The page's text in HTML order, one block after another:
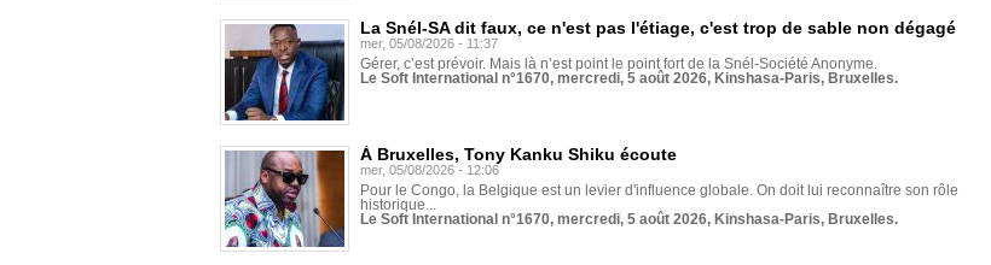
La Snél-SA dit faux, ce n'est pas l'étiage, c'est trop de sable non dégagé
mer, 05/08/2026 - 11:37
Gérer, c’est prévoir. Mais là n’est point le point fort de la Snél-Société Anonyme.
Le Soft International n°1670, mercredi, 5 août 2026, Kinshasa-Paris, Bruxelles.
À Bruxelles, Tony Kanku Shiku écoute
mer, 05/08/2026 - 12:06
Pour le Congo, la Belgique est un levier d'influence globale. On doit lui reconnaître son rôle
historique...
Le Soft International n°1670, mercredi, 5 août 2026, Kinshasa-Paris, Bruxelles.